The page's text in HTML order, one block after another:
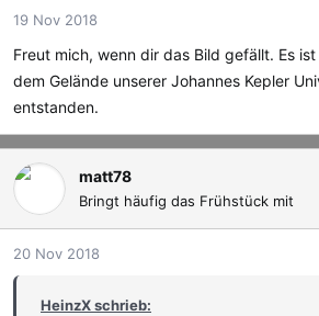
19 Nov 2018
Freut mich, wenn dir das Bild gefällt. Es
dem Gelände unserer Johannes Kepler
entstanden.
matt78
Bringt häufig das Frühstück mit
20 Nov 2018
HeinzX schrieb: